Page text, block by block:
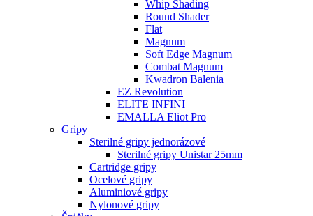
Whip Shading
Round Shader
Flat
Magnum
Soft Edge Magnum
Combat Magnum
Kwadron Balenia
EZ Revolution
ELITE INFINI
EMALLA Eliot Pro
Gripy
Sterilné gripy jednorázové
Sterilné gripy Unistar 25mm
Cartridge gripy
Ocelové gripy
Aluminiové gripy
Nylonové gripy